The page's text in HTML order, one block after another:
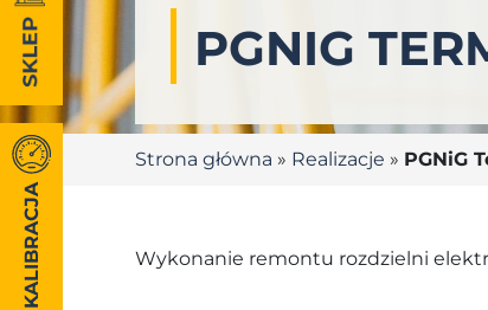
PGNIG
Strona główna » Realizacje » PGNiG
Wykonanie remontu rozdzielni
KALIBRACJA